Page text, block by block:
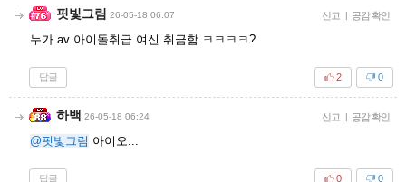
핏빛그림 26-05-18 06:07 신고 | 공감 확인
누가 av 아이돌취급 여신 취금함 ㅋㅋㅋㅋ?
답글 0
2
하백 26-05-18 06:24 신고 | 공감 확인
@핏빛그림 아이오...
답글 0
0